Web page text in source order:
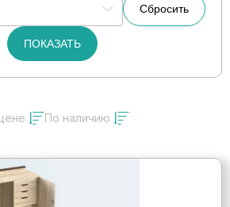
Сбросить
ПОКАЗАТЬ
По наличию